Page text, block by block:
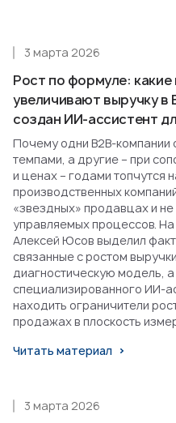
Рост по формуле:
увеличивают выручку в
создан ИИ-ассистент
3 марта 2026
Почему одни B2B-компании
темпами, а другие – при
и ценах – годами топчутся
производственных
«звездных» продавцах и
управляемых процессов.
Алексей Юсов выделил
связанные с ростом
диагностическую модель, а
специализированного ИИ-
находить ограничители
продажах в плоскость
Читать материал
3 марта 2026